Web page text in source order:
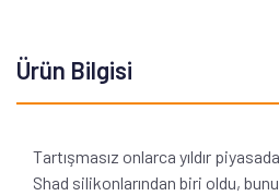
Ürün Bilgisi
Tartışmasız onlarca yıldır
Shad silikonlarından biri oldu,